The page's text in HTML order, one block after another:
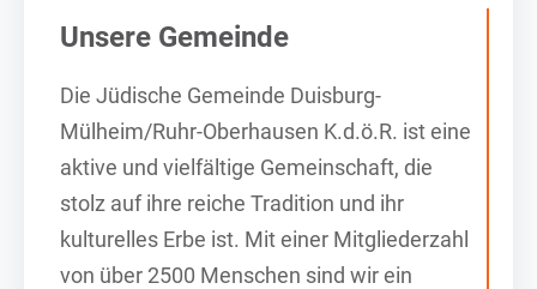
Unsere Gemeinde
Die Jüdische Gemeinde Duisburg-
Mülheim/Ruhr-Oberhausen K.d.ö.R. ist eine
aktive und vielfältige Gemeinschaft, die
stolz auf ihre reiche Tradition und ihr
kulturelles Erbe ist. Mit einer Mitgliederzahl
von über 2500 Menschen sind wir ein